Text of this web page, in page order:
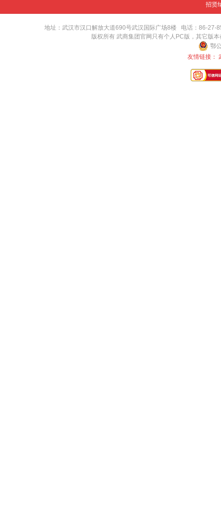
招贤
地址：武汉市汉口解放大道690号武汉国际广场8楼 电话：86-
版权所有 武商集团官网只有个人PC版，其它版
鄂
友情链接：